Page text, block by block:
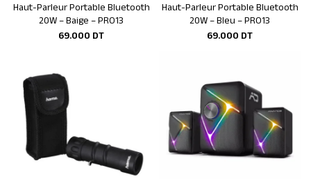
Ajouter au panier
Haut-Parleur Portable Bluetooth
20W – Baige – PRO13
69.000 DT
Ajouter au panier
Haut-Parleur Portable Bluetooth
20W – Bleu – PRO13
69.000 DT